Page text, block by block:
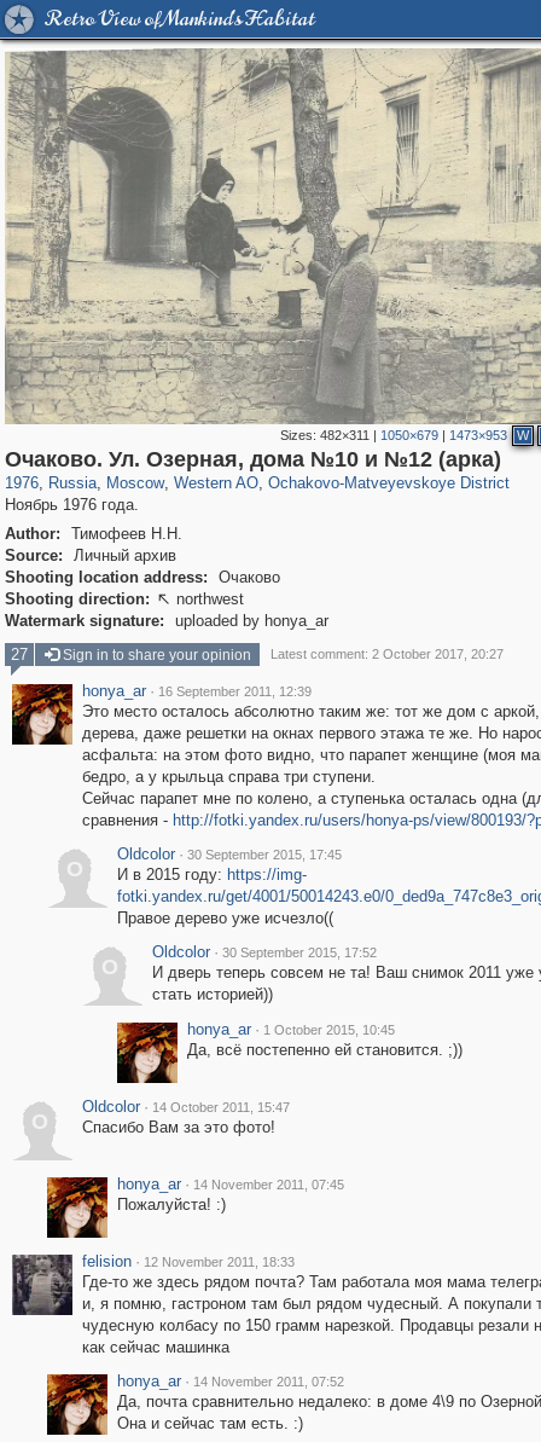
Retro View of Mankind's Habitat
Sizes:482×311 | 1050×679 | 1473×953 W
Очаково. Ул. Озерная, дома №10 и №12 (арка)
1976, Russia
1,407,373 29,248
, Moscow
319,882 8,286
, Western AO
27,131 310
, Ochakovo-Matveyevskoye District
1,851 19
Ноябрь 1976 года.
Author:
Тимофеев Н.Н.
Source:
Личный архив
Shooting location address:
Очаково
Shooting direction:  northwest
Watermark signature:
uploaded by honya_ar
27
Sign in to share your opinion Latest comment: 2 October 2017, 20:27
honya_ar · 16 September 2011, 12:39
Это место осталось абсолютно таким же: тот же дом с
дерева, даже решетки на окнах первого этажа те же. Но
асфальта: на этом фото видно, что парапет женщине (моя
бедро, а у крыльца справа три ступени.
Сейчас парапет мне по колено, а ступенька осталась одна
сравнения - http://fotki.yandex.ru/users/honya-ps/view/800193/
O
Oldcolor · 30 September 2015, 17:45
И в 2015 году: https://img-
fotki.yandex.ru/get/4001/50014243.e0/
Правое дерево уже исчезло((
O
Oldcolor · 30 September 2015, 17:52
И дверь теперь совсем не та! Ваш снимок 2011 уже
стать историей))
honya_ar · 1 October 2015, 10:45
Да, всё постепенно ей становится. ;))
O
Oldcolor · 14 October 2011, 15:47
Спасибо Вам за это фото!
honya_ar · 14 November 2011, 07:45
Пожалуйста! :)
felision · 12 November 2011, 18:33
Где-то же здесь рядом почта? Там работала моя мама
и, я помню, гастроном там был рядом чудесный. А покупали
чудесную колбасу по 150 грамм нарезкой. Продавцы резали
как сейчас машинка
honya_ar · 14 November 2011, 07:52
Да, почта сравнительно недалеко: в доме 4\9 по
Она и сейчас там есть. :)